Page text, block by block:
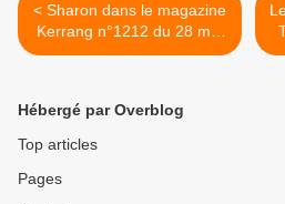
< Sharon dans le magazine
Kerrang n°1212 du 28 mai
2008
Hébergé par Overblog
Top articles
Pages